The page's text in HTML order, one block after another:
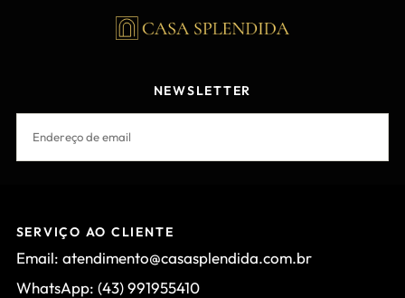
NEWSLETTER
EMAIL
SERVIÇO AO CLIENTE
Email: atendimento@casasplendida.com.br
WhatsApp: (43) 991955410